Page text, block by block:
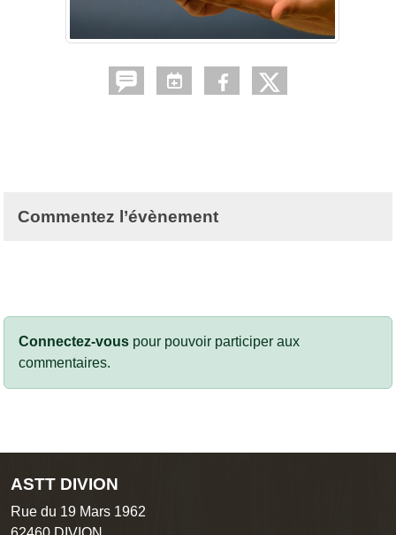
Commentez l’évènement
Connectez-vous pour pouvoir participer aux
commentaires.
ASTT DIVION
Rue du 19 Mars 1962